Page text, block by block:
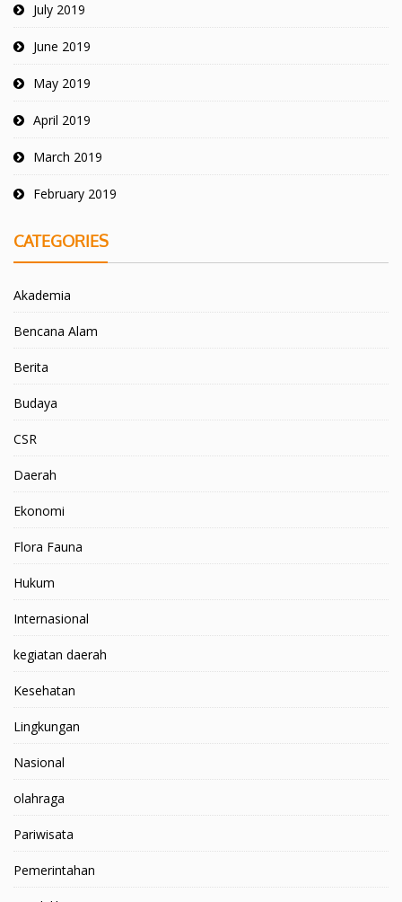
July 2019
June 2019
May 2019
April 2019
March 2019
February 2019
CATEGORIES
Akademia
Bencana Alam
Berita
Budaya
CSR
Daerah
Ekonomi
Flora Fauna
Hukum
Internasional
kegiatan daerah
Kesehatan
Lingkungan
Nasional
olahraga
Pariwisata
Pemerintahan